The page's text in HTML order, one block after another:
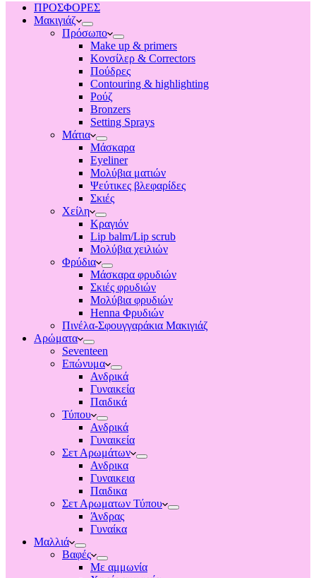
ΠΡΟΣΦΟΡΕΣ
Μακιγιάζ
Πρόσωπο
Make up & primers
Κονσίλερ & Correctors
Πούδρες
Contouring & highlighting
Ρούζ
Bronzers
Setting Sprays
Μάτια
Μάσκαρα
Eyeliner
Μολύβια ματιών
Ψεύτικες βλεφαρίδες
Σκιές
Χείλη
Κραγιόν
Lip balm/Lip scrub
Μολύβια χειλιών
Φρύδια
Μάσκαρα φρυδιών
Σκιές φρυδιών
Μολύβια φρυδιών
Henna Φρυδιών
Πινέλα-Σφουγγαράκια Μακιγιάζ
Αρώματα
Seventeen
Επώνυμα
Ανδρικά
Γυναικεία
Παιδικά
Τύπου
Ανδρικά
Γυναικεία
Σετ Αρωμάτων
Ανδρικα
Γυναικεια
Παιδικα
Σετ Αρωματων Τύπου
Άνδρας
Γυναίκα
Μαλλιά
Βαφές
Με αμμωνία